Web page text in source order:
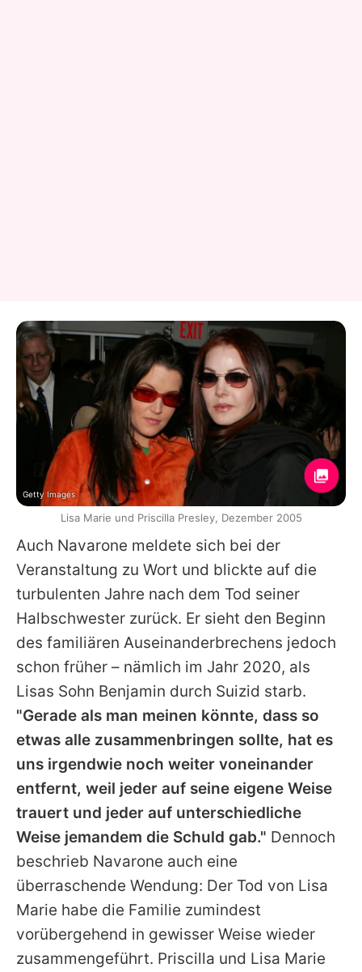
Auch Navarone meldete sich bei der
Veranstaltung zu Wort und blickte auf die
turbulenten Jahre nach dem Tod seiner
Halbschwester zurück. Er sieht den Beginn
des familiären Auseinanderbrechens jedoch
schon früher – nämlich im Jahr 2020, als
Lisas Sohn Benjamin durch Suizid starb.
"Gerade als man meinen könnte, dass so
etwas alle zusammenbringen sollte, hat es
uns irgendwie noch weiter voneinander
entfernt, weil jeder auf seine eigene Weise
trauert und jeder auf unterschiedliche
Weise jemandem die Schuld gab." Dennoch
beschrieb Navarone auch eine
überraschende Wendung: Der Tod von Lisa
Marie habe die Familie zumindest
vorübergehend in gewisser Weise wieder
zusammengeführt. Priscilla und Lisa Marie
Getty Images
Lisa Marie und Priscilla Presley, Dezember 2005